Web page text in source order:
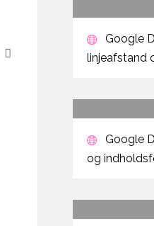
Google
linjeafstand
Google
og